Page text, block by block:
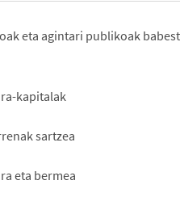
eta agintari publikoak
kapitalak
sartzea
eta bermea